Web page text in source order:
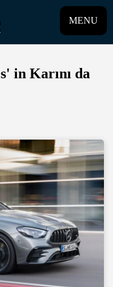
MENU
in Karını da